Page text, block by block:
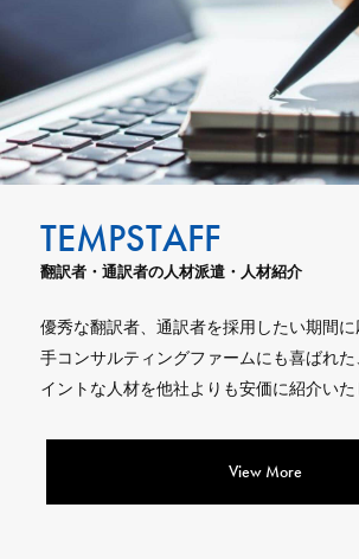
翻訳者・通訳者の人材派遣・人材紹介
優秀な翻訳者、通訳者を採用したい期間
手コンサルティングファームにも喜ばれ
イントな人材を他社よりも安価に紹介いた
View More